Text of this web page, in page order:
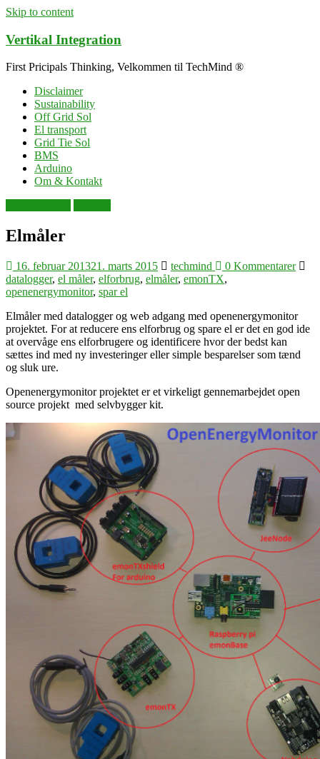
Skip to content
Vertikal Integration
First Pricipals Thinking, Velkommen til TechMind ®
Disclaimer
Sustainability
Off Grid Sol
El transport
Grid Tie Sol
BMS
Arduino
Om & Kontakt
Elmåler
16. februar 201321. marts 2015 techmind
0 Kommentarer
datalogger, el måler, elforbrug, elmåler, emonTX,
openenergymonitor, spar el
Elmåler med datalogger og web adgang med openenergymonitor
projektet. For at reducere ens elforbrug og spare el er det en god ide
at overvåge ens elforbrugere og identificere hvor der bedst kan
sættes ind med ny investeringer eller simple besparelser som tænd
og sluk ure.
Openenergymonitor projektet er et virkeligt gennemarbejdet open
source projekt med selvbygger kit.